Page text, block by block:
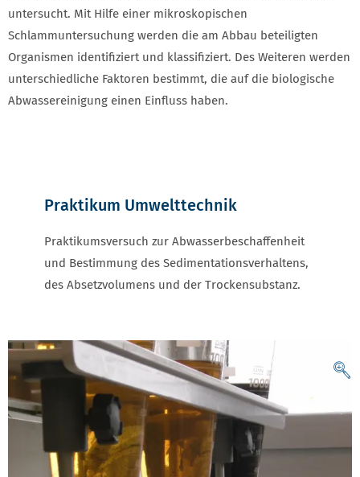
untersucht. Mit Hilfe einer mikroskopischen
Schlammuntersuchung werden die am Abbau beteiligten
Organismen identifiziert und klassifiziert. Des Weiteren werden
unterschiedliche Faktoren bestimmt, die auf die biologische
Abwassereinigung einen Einfluss haben.
Praktikum Umwelttechnik
Praktikumsversuch zur Abwasserbeschaffenheit
und Bestimmung des Sedimentationsverhaltens,
des Absetzvolumens und der Trockensubstanz.